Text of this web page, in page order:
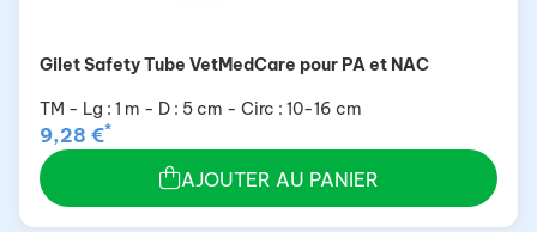
Gilet Safety Tube VetMedCare pour PA et NAC
TM - Lg : 1 m - D : 5 cm - Circ : 10-16 cm
9,28 €*
AJOUTER AU PANIER